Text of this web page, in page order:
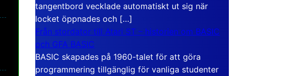
tangentbord vecklade automatiskt ut sig när
locket öppnades och […]
Från stordator till Atari ST – historien om BASIC
och GFA BASIC
BASIC skapades på 1960-talet för att göra
programmering tillgänglig för vanliga studenter